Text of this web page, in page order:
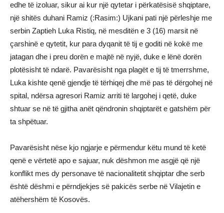
edhe të izoluar, sikur ai kur një qytetar i përkatësisë shqiptare,
një shitës duhani Ramiz (:Rasim:) Ujkani pati një përleshje me
serbin Zaptieh Luka Ristiq, në mesditën e 3 (16) marsit në
çarshinë e qytetit, kur para dyqanit të tij e goditi në kokë me
jatagan dhe i preu dorën e majtë në nyjë, duke e lënë dorën
plotësisht të ndarë. Pavarësisht nga plagët e tij të tmerrshme,
Luka kishte qenë gjendje të tërhiqej dhe më pas të dërgohej në
spital, ndërsa agresori Ramiz arriti të largohej i qetë, duke
shtuar se në të gjitha anët qëndronin shqiptarët e gatshëm për
ta shpëtuar.
Pavarësisht nëse kjo ngjarje e përmendur këtu mund të ketë
qenë e vërtetë apo e sajuar, nuk dëshmon me asgjë që një
konflikt mes dy personave të nacionalitetit shqiptar dhe serb
është dëshmi e përndjekjes së pakicës serbe në Vilajetin e
atëhershëm të Kosovës.